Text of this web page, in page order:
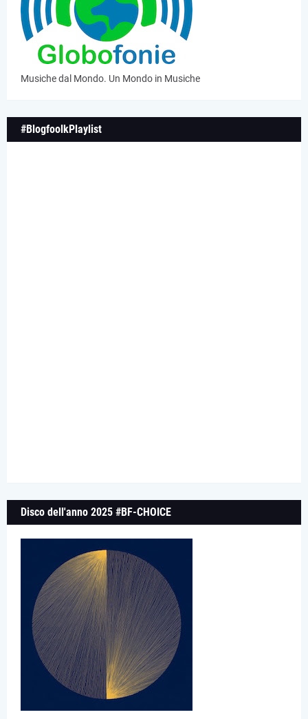
Musiche dal Mondo. Un Mondo in Musiche
#BlogfoolkPlaylist
Disco dell'anno 2025 #BF-CHOICE